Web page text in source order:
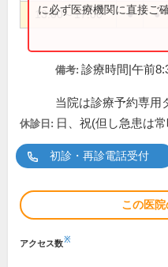
13:00～17:00 ● ●
に必ず医療機関に直接ご
備考: 診療時間|午前
当院は診療予約専用
休診日: 日、祝(但し急患は
初診・再診電話受付
この医
アクセス数※